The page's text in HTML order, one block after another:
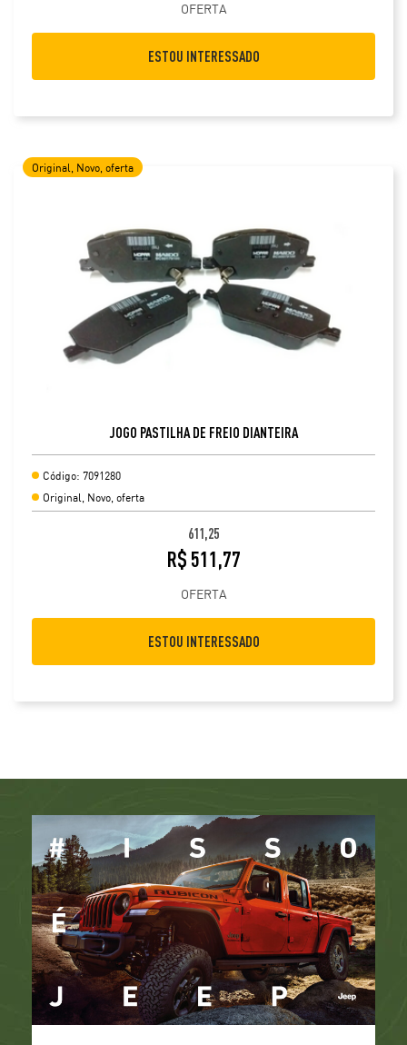
OFERTA
ESTOU INTERESSADO
Original, Novo, oferta
JOGO PASTILHA DE FREIO DIANTEIRA
Código: 7091280
Original, Novo, oferta
611,25
R$ 511,77
OFERTA
ESTOU INTERESSADO